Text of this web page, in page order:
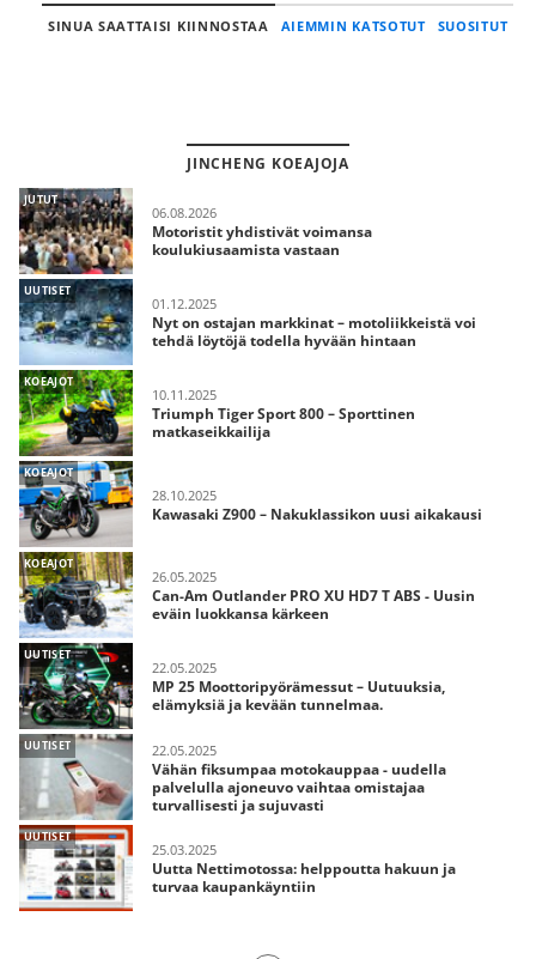
SINUA SAATTAISI KIINNOSTAA AIEMMIN KATSOTUT SUOSITUT
JINCHENG KOEAJOJA
JUTUT
06.08.2026
Motoristit yhdistivät voimansa
koulukiusaamista vastaan
UUTISET
01.12.2025
Nyt on ostajan markkinat – motoliikkeistä voi
tehdä löytöjä todella hyvään hintaan
KOEAJOT
10.11.2025
Triumph Tiger Sport 800 – Sporttinen
matkaseikkailija
KOEAJOT
28.10.2025
Kawasaki Z900 – Nakuklassikon uusi aikakausi
KOEAJOT
26.05.2025
Can-Am Outlander PRO XU HD7 T ABS - Uusin
eväin luokkansa kärkeen
UUTISET
22.05.2025
MP 25 Moottoripyörämessut – Uutuuksia,
elämyksiä ja kevään tunnelmaa.
UUTISET 22.05.2025
Vähän fiksumpaa motokauppaa - uudella
palvelulla ajoneuvo vaihtaa omistajaa
turvallisesti ja sujuvasti
UUTISET
25.03.2025
Uutta Nettimotossa: helppoutta hakuun ja
turvaa kaupankäyntiin